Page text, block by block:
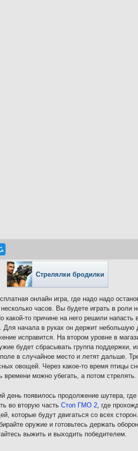
Стрелялки бродилки
онлайн игра, где надо надо
часов. Вы будете играть в роли
какой-то причине на него решили
начала в руках он держит небольшую
исправится. На втором уровне в
будет сбрасывать группа
в случайное место и летят дальше.
овощей. Через какое-то время птицы
времени можно убегать, а потом стрелять.
день появилось продолжение шутера,
во вторую часть Стоп ГМО 2, где
которые будут двигаться со всех
оружие и готовьтесь держать
выжить и выходить победителем.